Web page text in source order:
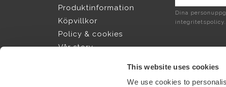
This website uses cookies
We use cookies to
Produktinformation
Köpvillkor
Policy & cookies
Vår story
Dina
integritetspolicy.